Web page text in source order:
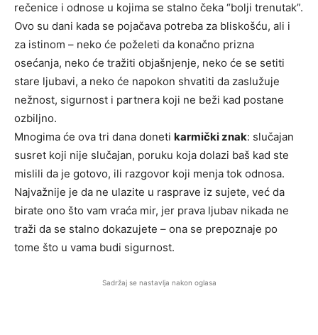
rečenice i odnose u kojima se stalno čeka “bolji trenutak”.
Ovo su dani kada se pojačava potreba za bliskošću, ali i
za istinom – neko će poželeti da konačno prizna
osećanja, neko će tražiti objašnjenje, neko će se setiti
stare ljubavi, a neko će napokon shvatiti da zaslužuje
nežnost, sigurnost i partnera koji ne beži kad postane
ozbiljno.
Mnogima će ova tri dana doneti karmički znak: slučajan
susret koji nije slučajan, poruku koja dolazi baš kad ste
mislili da je gotovo, ili razgovor koji menja tok odnosa.
Najvažnije je da ne ulazite u rasprave iz sujete, već da
birate ono što vam vraća mir, jer prava ljubav nikada ne
traži da se stalno dokazujete – ona se prepoznaje po
tome što u vama budi sigurnost.
Sadržaj se nastavlja nakon oglasa